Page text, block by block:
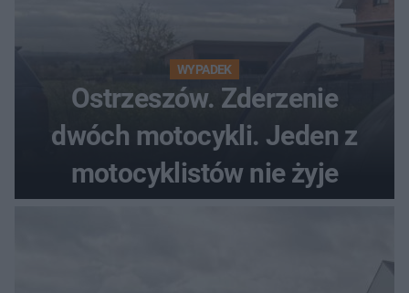
WYPADEK
Ostrzeszów. Zderzenie
dwóch motocykli. Jeden z
motocyklistów nie żyje